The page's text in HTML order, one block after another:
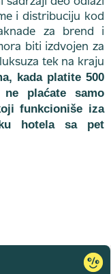
i distribuciju kod
za brend i
biti izdvojen za
tek na kraju
kada platite 500
plaćate samo
funkcioniše iza
hotela sa pet